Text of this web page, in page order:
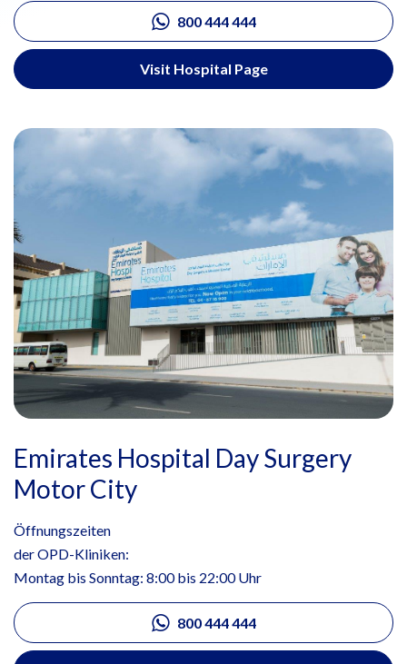
800 444 444
Visit Hospital Page
Emirates Hospital Day Surgery
Motor City
Öffnungszeiten
der OPD-Kliniken:
Montag bis Sonntag: 8:00 bis 22:00 Uhr
800 444 444